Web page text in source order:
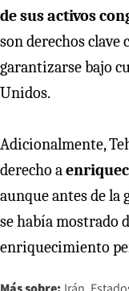
de sus activos
son derechos clave
garantizarse bajo
Unidos.
Adicionalmente,
derecho a
aunque antes de la
se había mostrado
enriquecimiento